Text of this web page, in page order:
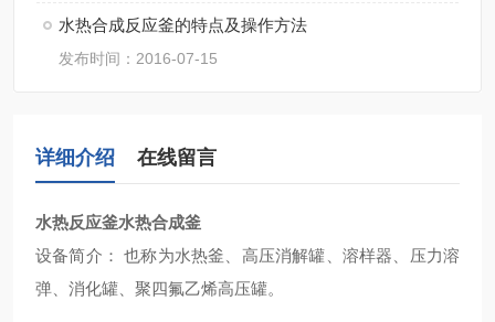
水热合成反应釜的特点及操作方法
发布时间：2016-07-15
详细介绍 在线留言
水热反应釜水热合成釜
设备简介 ：也称为水热釜、高压消解罐、溶样器、压力溶
弹、消化罐、聚四氟乙烯高压罐。